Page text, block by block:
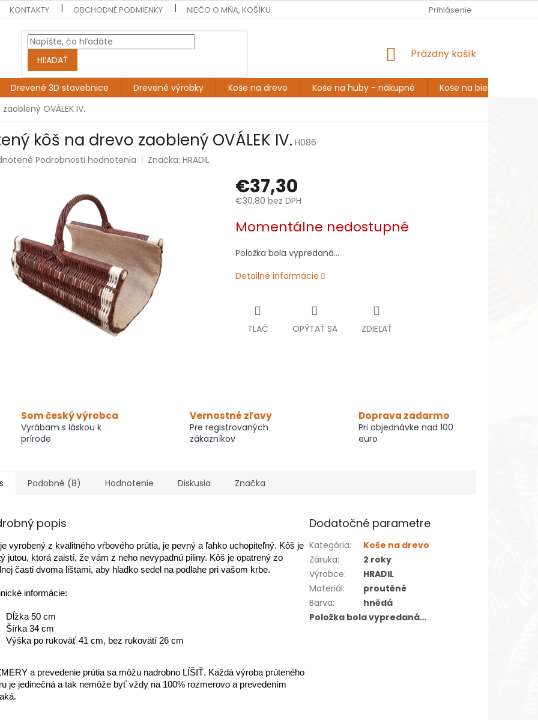
KONTAKTY OBCHODNÉ PODMIENKY NIEČO O MŇA, KOŠÍKURINA DOPRAVA A PLATBA
Prihlásenie
HĽADAŤ
NÁKUPNÝ
Prázdny košík
Drevené 3D stavebnice Drevené výrobky Koše na drevo Koše na huby - nákupné Koše na bielizeň
OVÁLEK IV.
kôš na drevo zaoblený OVÁLEK IV. H086
Podrobnosti hodnotenia Značka:HRADIL
€37,30
€30,80 bez DPH
cena:
Momentálne nedostupné
Položka bola vypredaná…
Detailné informácie
TLAČ OPÝTAŤ SA ZDIEĽAŤ
Som český výrobca
Vyrábam s láskou k
prírode
Vernostné zľavy
Pre registrovaných
zákazníkov
Doprava zadarmo
Pri objednávke nad 100
euro
Podobné (8) Hodnotenie Diskusia Značka
popis
vyrobený z kvalitného vŕbového prútia, je pevný a ľahko uchopiteľný. Kôš je
jutou, ktorá zaistí, že vám z neho nevypadnú piliny. Kôš je opatrený zo
časti dvoma lištami, aby hladko sedel na podlahe pri vašom krbe.
informácie:
Dĺžka 50 cm
Šírka 34 cm
Výška po rukoväť 41 cm, bez rukovätí 26 cm
a prevedenie prútia sa môžu nadrobno LÍŠIŤ. Každá výroba prúteného
je jedinečná a tak nemôže byť vždy na 100% rozmerovo a prevedením
Dodatočné parametre
Kategória:
Koše na drevo
Záruka:
2 roky
Výrobce:
HRADIL
Materiál:
proutěné
Barva:
hnědá
Položka bola vypredaná…